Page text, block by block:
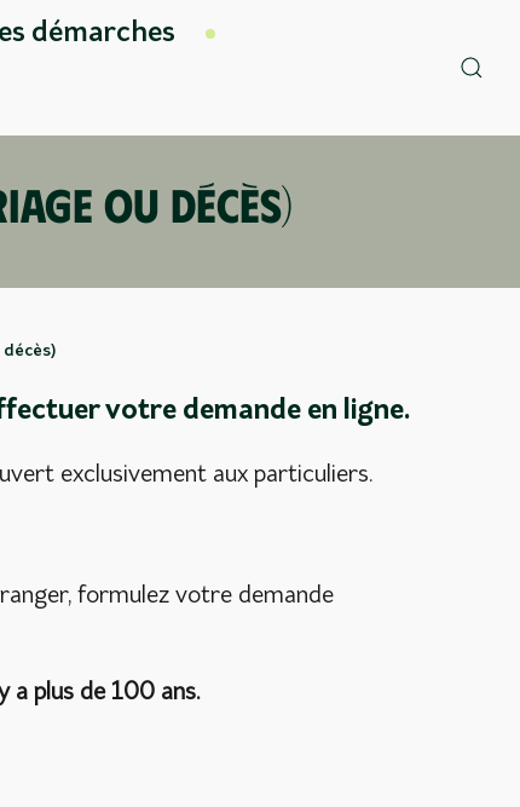
démarches
ou décès)
votre demande en ligne.
exclusivement aux particuliers.
formulez votre demande
a plus de 100 ans.